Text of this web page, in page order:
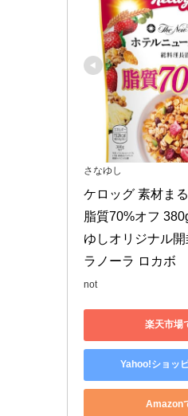
さなゆし
ケロッグ 素材ま
脂質70%オフ
ゆしオリジナル
ラノーラ ロカボ
not
楽天市場
Yahoo!ショッ
Amazon